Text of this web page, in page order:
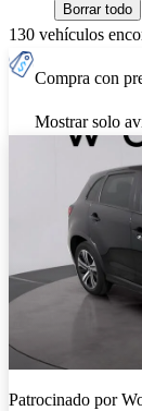
Borrar todo
130 vehículos
Compra con
Mostrar solo
Patrocinado por